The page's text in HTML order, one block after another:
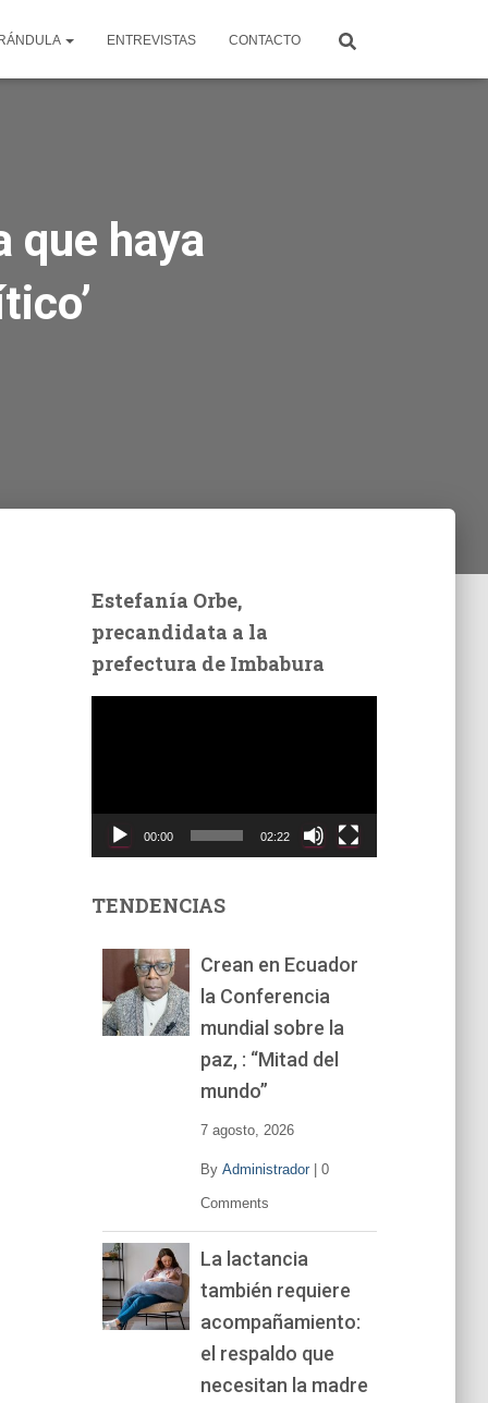
ENTREVISTAS CONTACTO
que haya
Estefanía Orbe,
precandidata a la
prefectura de Imbabura
t
00:00 02:22
TENDENCIAS
Crean en Ecuador
la Conferencia
mundial sobre la
paz, : “Mitad del
mundo”
7 agosto, 2026
By Administrador| 0
Comments
La lactancia
también requiere
acompañamiento:
el respaldo que
necesitan la madre